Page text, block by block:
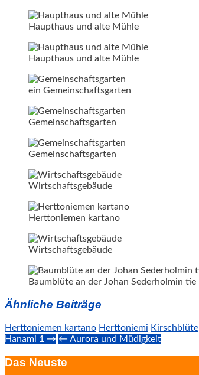
Haupthaus und alte Mühle
Haupthaus und alte Mühle
ein Gemeinschaftsgarten
Gemeinschaftsgarten
Gemeinschaftsgarten
Wirtschaftsgebäude
Herttoniemen kartano
Wirtschaftsgebäude
Baumblüte an der Johan Sederholmin tie
Ähnliche Beiträge
Herttoniemen kartano Herttoniemi Kirschblüte
Post
navigation
Hanami 1 → ← Aurora und Müdigkeit
Das Neuste